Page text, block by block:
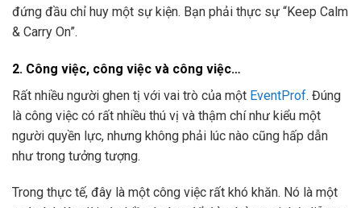
đứng đầu chỉ huy một sự kiện. Bạn phải thực sự “Keep Calm
& Carry On”.
2. Công việc, công việc và công việc…
Rất nhiều người ghen tị với vai trò của một EventProf. Đúng
là công việc có rất nhiều thú vị và thậm chí như kiểu một
người quyền lực, nhưng không phải lúc nào cũng hấp dẫn
như trong tưởng tượng.
Trong thực tế, đây là một công việc rất khó khăn. Nó là một